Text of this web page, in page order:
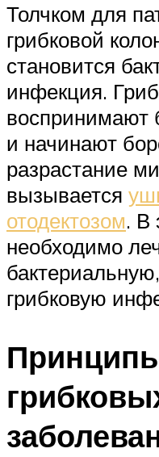
Толчком для
грибковой
становится
инфекция.
воспринимают
и начинают
разрастание
вызывается
отодектозом. В
необходимо
грибковую